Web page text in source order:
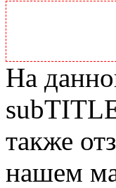
На
также
нашем